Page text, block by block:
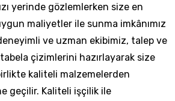
yerinde gözlemlerken size en
maliyetler ile sunma imkânımız
ve uzman ekibimiz, talep ve
çizimlerini hazırlayarak size
kaliteli malzemelerden
geçilir. Kaliteli işçilik ile